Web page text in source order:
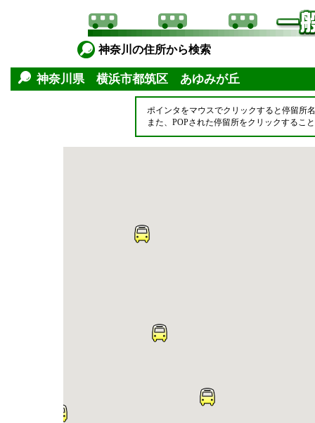
神奈川の住所から検索
神奈川県 横浜市都筑区 あゆみが丘
ポインタをマウスでクリックすると停留所
また、POPされた停留所をクリックするこ